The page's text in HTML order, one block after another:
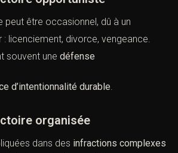
peut être occasionnel, dû à un
licenciement, divorce, vengeance.
souvent une défense
d’intentionnalité durable.
organisée
dans des infractions complexes